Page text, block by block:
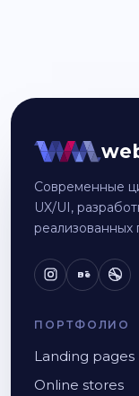
Современные
UX/UI,
реализованных
Bē
ПОРТФОЛИО
Landing pages
Online stores